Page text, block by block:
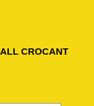
CROCANT